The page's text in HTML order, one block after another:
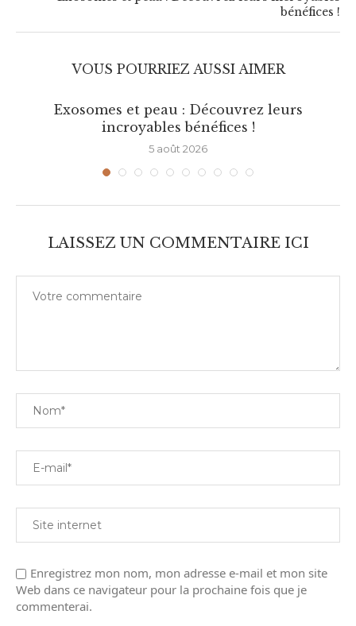
bénéfices !
VOUS POURRIEZ AUSSI AIMER
Exosomes et peau : Découvrez leurs
incroyables bénéfices !
5 août 2026
LAISSEZ UN COMMENTAIRE ICI
Enregistrez mon nom, mon adresse e-mail et mon site
Web dans ce navigateur pour la prochaine fois que je
commenterai.